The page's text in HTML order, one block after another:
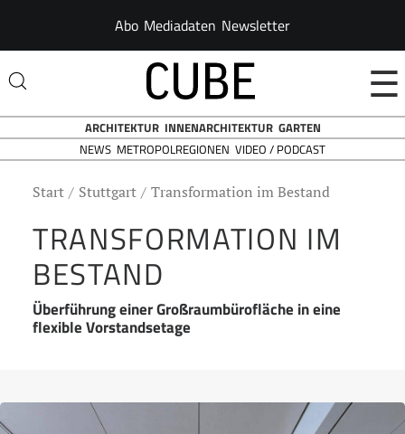
Abo Mediadaten Newsletter
☰
ARCHITEKTUR INNENARCHITEKTUR GARTEN
NEWS METROPOLREGIONEN VIDEO / PODCAST
Start Stuttgart Transformation im Bestand
TRANSFORMATION IM
BESTAND
Überführung einer Großraumbürofläche in eine
flexible Vorstandsetage